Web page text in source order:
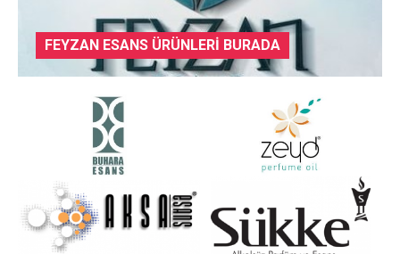
FEYZAN ESANS ÜRÜNLERI BURADA